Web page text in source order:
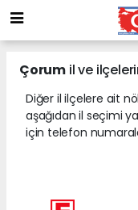
Çorum il ve
Diğer il ilçelere ait
aşağıdan il seçimi
için telefon